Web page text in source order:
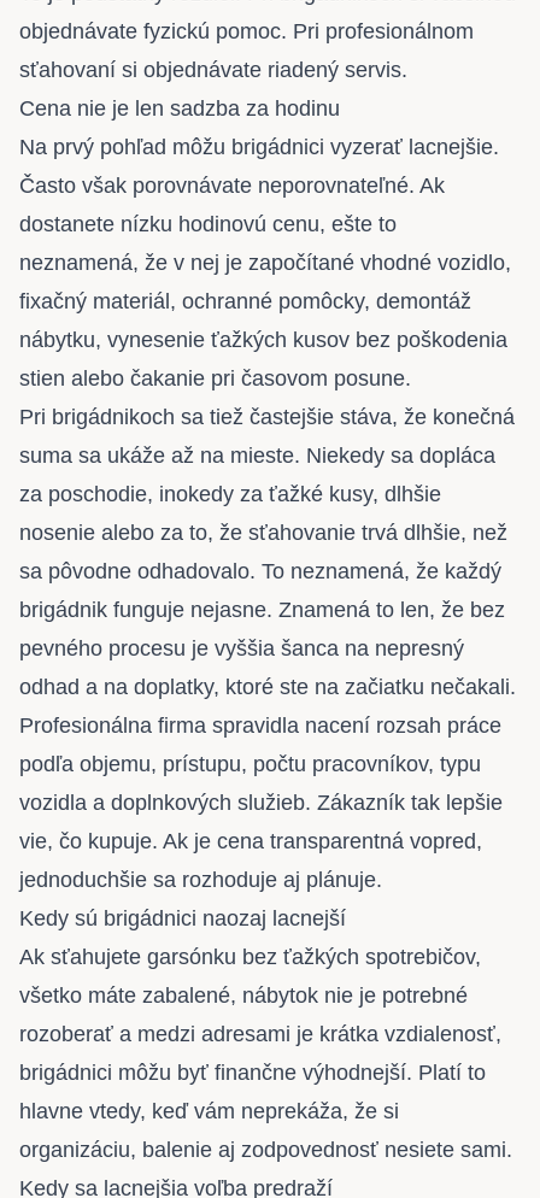
objednávate fyzickú pomoc. Pri profesionálnom
sťahovaní si objednávate riadený servis.
Cena nie je len sadzba za hodinu
Na prvý pohľad môžu brigádnici vyzerať lacnejšie.
Často však porovnávate neporovnateľné. Ak
dostanete nízku hodinovú cenu, ešte to
neznamená, že v nej je započítané vhodné vozidlo,
fixačný materiál, ochranné pomôcky, demontáž
nábytku, vynesenie ťažkých kusov bez poškodenia
stien alebo čakanie pri časovom posune.
Pri brigádnikoch sa tiež častejšie stáva, že konečná
suma sa ukáže až na mieste. Niekedy sa dopláca
za poschodie, inokedy za ťažké kusy, dlhšie
nosenie alebo za to, že sťahovanie trvá dlhšie, než
sa pôvodne odhadovalo. To neznamená, že každý
brigádnik funguje nejasne. Znamená to len, že bez
pevného procesu je vyššia šanca na nepresný
odhad a na doplatky, ktoré ste na začiatku nečakali.
Profesionálna firma spravidla nacení rozsah práce
podľa objemu, prístupu, počtu pracovníkov, typu
vozidla a doplnkových služieb. Zákazník tak lepšie
vie, čo kupuje. Ak je cena transparentná vopred,
jednoduchšie sa rozhoduje aj plánuje.
Kedy sú brigádnici naozaj lacnejší
Ak sťahujete garsónku bez ťažkých spotrebičov,
všetko máte zabalené, nábytok nie je potrebné
rozoberať a medzi adresami je krátka vzdialenosť,
brigádnici môžu byť finančne výhodnejší. Platí to
hlavne vtedy, keď vám neprekáža, že si
organizáciu, balenie aj zodpovednosť nesiete sami.
Kedy sa lacnejšia voľba predraží